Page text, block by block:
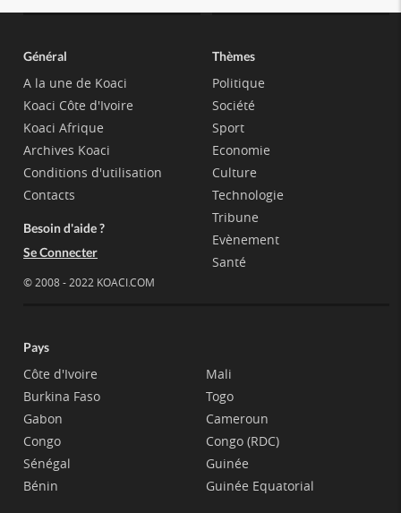
Général
A la une de Koaci
Koaci Côte d'Ivoire
Koaci Afrique
Archives Koaci
Conditions d'utilisation
Contacts
Besoin d'aide ?
Se Connecter
© 2008 - 2022 KOACI.COM
Thèmes
Politique
Société
Sport
Economie
Culture
Technologie
Tribune
Evènement
Santé
Pays
Côte d'Ivoire
Burkina Faso
Gabon
Congo
Sénégal
Bénin
Mali
Togo
Cameroun
Congo (RDC)
Guinée
Guinée Equatorial